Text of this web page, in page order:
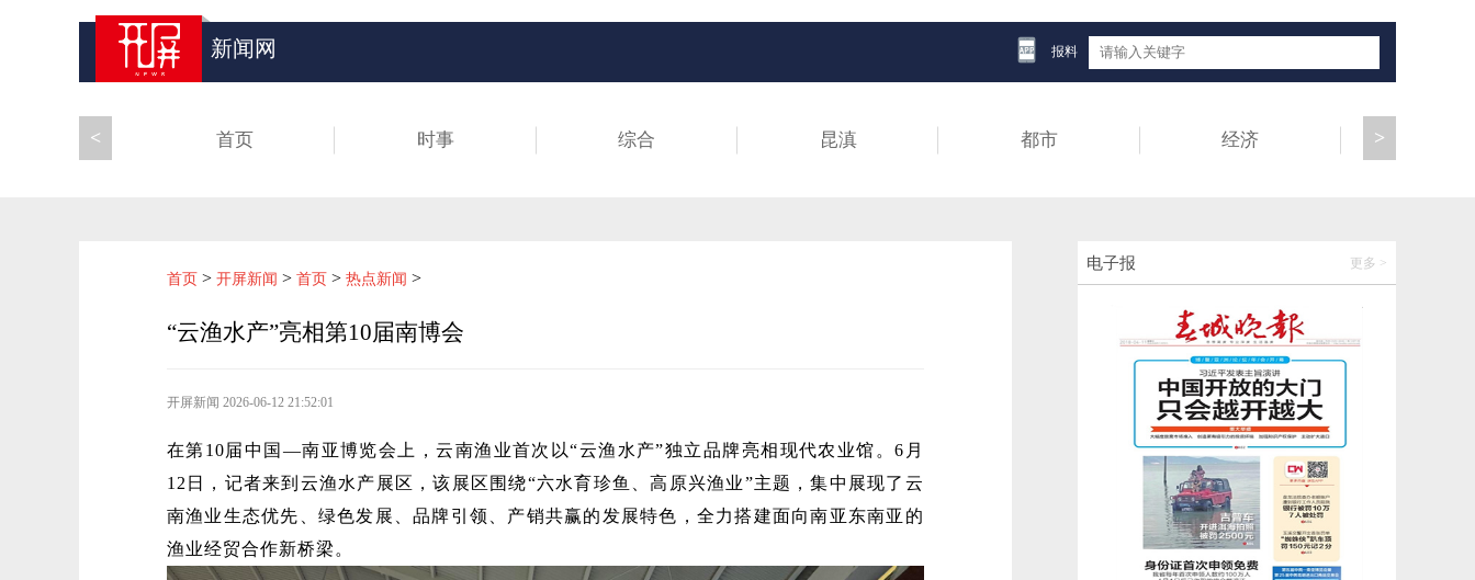
新闻网 报料
首页 时事 综合 昆滇 都市 经济 >
<
电子报 更多 >
2026-06-12 21:52:01
多国网红齐聚昆明！首届南亚东南亚网红创
“榴”连东盟，“莲”通世界：泰国榴莲订货会
圆满举办
2026-06-12 21:52:23
2026滇池国际咖啡文化嘉年华将于8月1日至
2026-06-12 21:52:35
美好生活在云南｜绣球花开致富路，彩云归
2026-06-12 21:52:40
首页 > 开屏新闻 > 首页 > 热点新闻 >
“云渔水产”亮相第10届南博会
开屏新闻 2026-06-12 21:52:01
在第10届中国—南亚博览会上，云南渔业首次以“云渔水产”独立品牌亮相现代农业馆。6月
12日，记者来到云渔水产展区，该展区围绕“六水育珍鱼、高原兴渔业”主题，集中展现了云
南渔业生态优先、绿色发展、品牌引领、产销共赢的发展特色，全力搭建面向南亚东南亚的
渔业经贸合作新桥梁。